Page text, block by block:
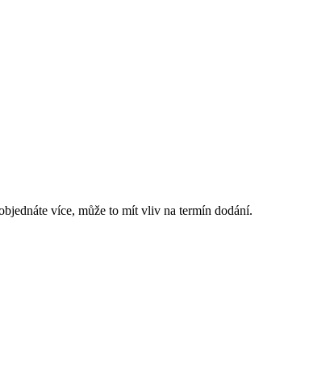
více, může to mít vliv na termín dodání.